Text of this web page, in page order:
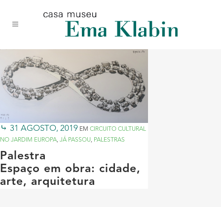
conteúdo
navegação
site
31 AGOSTO, 2019 EM CIRCUITO CULTURAL
NO JARDIM EUROPA, JÁ PASSOU, PALESTRAS
Palestra
Espaço em obra: cidade,
arte, arquitetura